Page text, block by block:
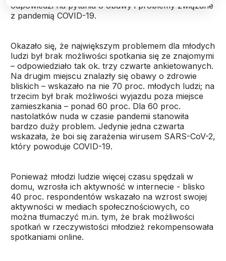
odpowiedzi na pytania o obawy i problemy związane
z pandemią COVID-19.
Okazało się, że największym problemem dla młodych
ludzi był brak możliwości spotkania się ze znajomymi
– odpowiedziało tak ok. trzy czwarte ankietowanych.
Na drugim miejscu znalazły się obawy o zdrowie
bliskich – wskazało na nie 70 proc. młodych ludzi; na
trzecim był brak możliwości wyjazdu poza miejsce
zamieszkania – ponad 60 proc. Dla 60 proc.
nastolatków nuda w czasie pandemii stanowiła
bardzo duży problem. Jedynie jedna czwarta
wskazała, że boi się zarażenia wirusem SARS-CoV-2,
który powoduje COVID-19.
Ponieważ młodzi ludzie więcej czasu spędzali w
domu, wzrosła ich aktywność w internecie - blisko
40 proc. respondentów wskazało na wzrost swojej
aktywności w mediach społecznościowych, co
można tłumaczyć m.in. tym, że brak możliwości
spotkań w rzeczywistości młodzież rekompensowała
spotkaniami online.